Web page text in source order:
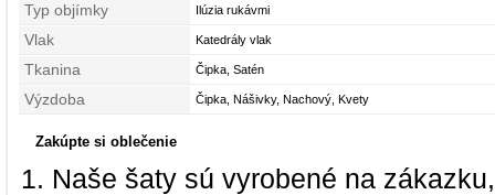
Typ objímky Ilúzia rukávmi
Vlak Katedrály vlak
Tkanina Čipka, Satén
Výzdoba Čipka, Nášivky, Nachový, Kvety
Zakúpte si oblečenie
Naše šaty sú vyrobené na